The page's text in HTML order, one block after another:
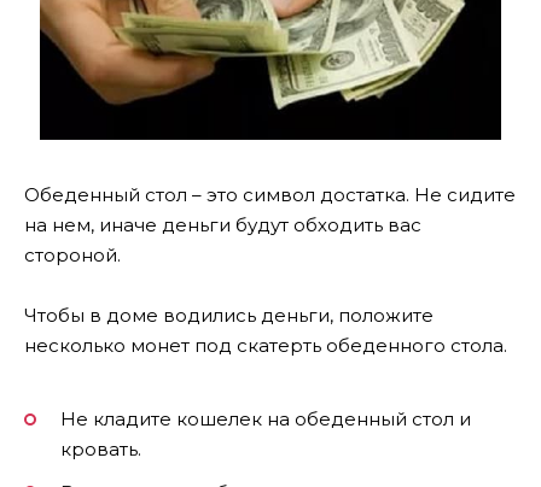
Обеденный стол – это символ достатка. Не сидите
на нем, иначе деньги будут обходить вас
стороной.
Чтобы в доме водились деньги, положите
несколько монет под скатерть обеденного стола.
Не кладите кошелек на обеденный стол и
кровать.